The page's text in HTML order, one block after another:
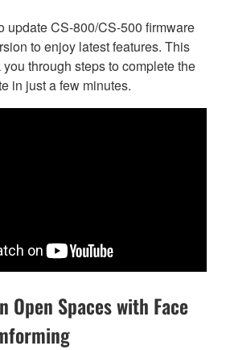
update CS-800/CS-500 firmware
to enjoy latest features. This
through steps to complete the
in just a few minutes.
Open Spaces with Face